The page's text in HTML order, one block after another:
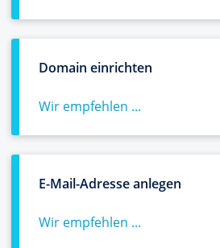
Domain einrichten
Wir empfehlen ...
E-Mail-Adresse anlegen
Wir empfehlen ...